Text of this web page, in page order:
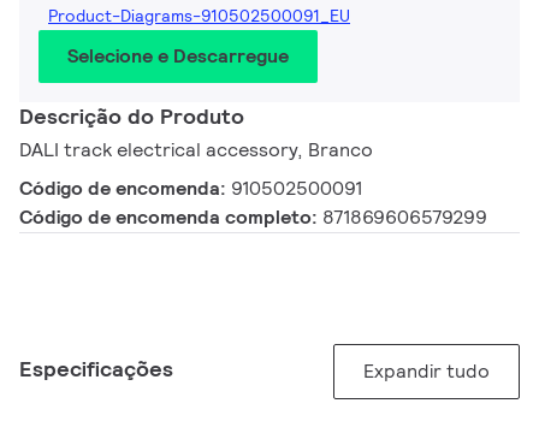
Product-Diagrams-910502500091_EU
Selecione e Descarregue
Descrição do Produto
DALI track electrical accessory, Branco
Código de encomenda: 910502500091
Código de encomenda completo: 871869606579299
Especificações Expandir tudo